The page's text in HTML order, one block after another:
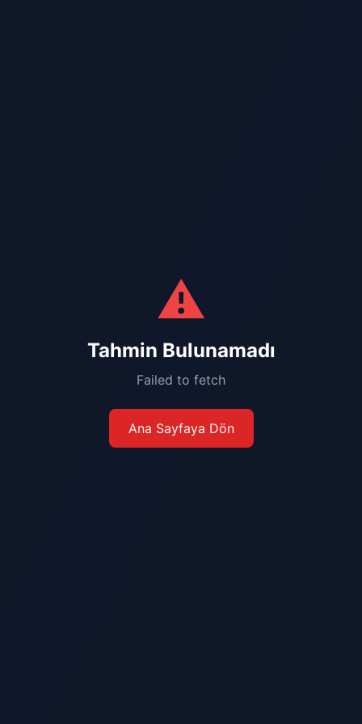
⚠️
Tahmin Bulunamadı
Failed to fetch
Ana Sayfaya Dön